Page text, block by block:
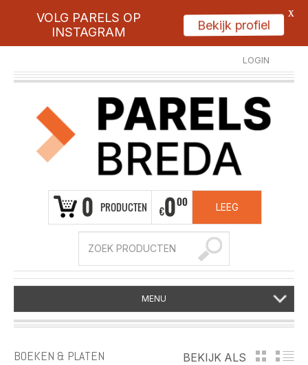
LOGIN
REGISTREER
0 PRODUCTEN €000 LEEG
MENU
BOEKEN & PLATEN BEKIJK ALS GRID
VOLG PARELS OP
INSTAGRAM
Bekijk profiel
X